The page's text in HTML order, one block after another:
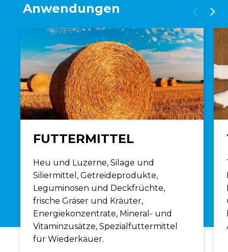
Anwendungen
FUTTERMITTEL
Heu und Luzerne, Silage und
Siliermittel, Getreideprodukte,
Leguminosen und Deckfrüchte,
frische Gräser und Kräuter,
Energiekonzentrate, Mineral- und
Vitaminzusätze, Spezialfuttermittel
für Wiederkäuer.